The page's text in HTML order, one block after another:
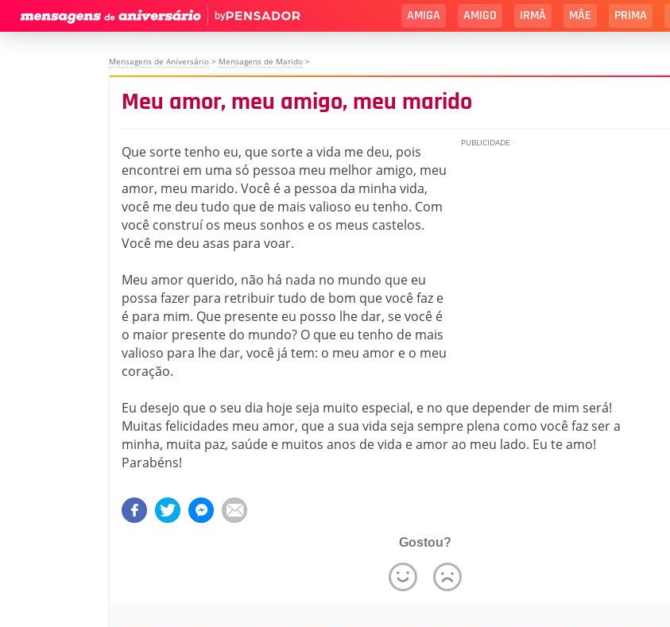
by AMIGA AMIGO IRMÃ MÃE PRIMA
Mensagens de Aniversário > Mensagens de Marido >
Meu amor, meu amigo, meu marido
Que sorte tenho eu, que sorte a vida me deu, pois
encontrei em uma só pessoa meu melhor amigo, meu
amor, meu marido. Você é a pessoa da minha vida,
você me deu tudo que de mais valioso eu tenho. Com
você construí os meus sonhos e os meus castelos.
Você me deu asas para voar.
Meu amor querido, não há nada no mundo que eu
possa fazer para retribuir tudo de bom que você faz e
é para mim. Que presente eu posso lhe dar, se você é
o maior presente do mundo? O que eu tenho de mais
valioso para lhe dar, você já tem: o meu amor e o meu
coração.
Eu desejo que o seu dia hoje seja muito especial, e no que depender de mim será!
Muitas felicidades meu amor, que a sua vida seja sempre plena como você faz ser a
minha, muita paz, saúde e muitos anos de vida e amor ao meu lado. Eu te amo!
Parabéns!
Gostou?